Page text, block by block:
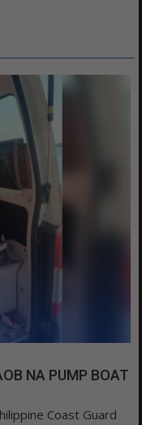
NA PUMP BOAT
Coast Guard